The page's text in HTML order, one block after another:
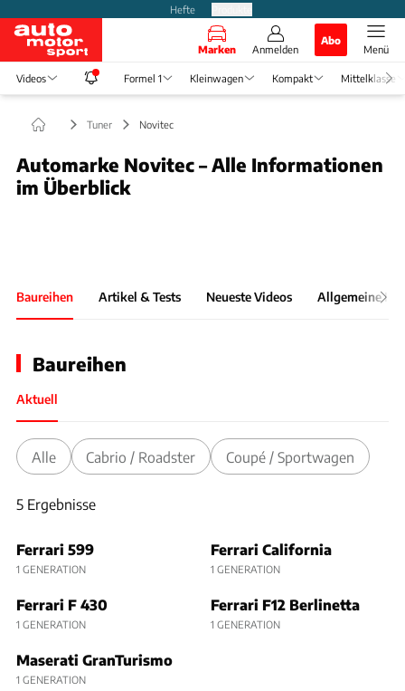
Hefte
Marken Anmelden
Abo
Menü
Videos Formel 1 Kleinwagen Kompakt Mittelklasse
Tuner Novitec
Automarke Novitec – Alle Informationen
im Überblick
Baureihen Artikel & Tests Neueste Videos Allgemeine
Baureihen
Aktuell
Alle Cabrio / Roadster Coupé / Sportwagen
5 Ergebnisse
Ferrari 599
1 GENERATION
Ferrari California
1 GENERATION
Ferrari F 430
1 GENERATION
Ferrari F12 Berlinetta
1 GENERATION
Maserati GranTurismo
1 GENERATION